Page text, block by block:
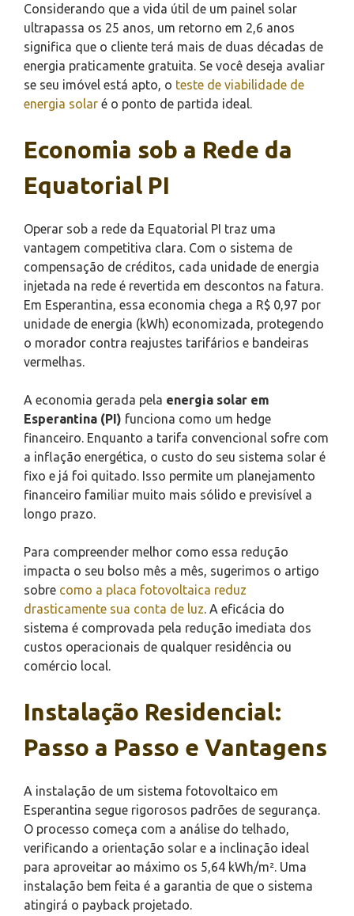
Considerando que a vida útil de um painel solar
ultrapassa os 25 anos, um retorno em 2,6 anos
significa que o cliente terá mais de duas décadas de
energia praticamente gratuita. Se você deseja avaliar
se seu imóvel está apto, o teste de viabilidade de
energia solar é o ponto de partida ideal.
Economia sob a Rede da
Equatorial PI
Operar sob a rede da Equatorial PI traz uma
vantagem competitiva clara. Com o sistema de
compensação de créditos, cada unidade de energia
injetada na rede é revertida em descontos na fatura.
Em Esperantina, essa economia chega a R$ 0,97 por
unidade de energia (kWh) economizada, protegendo
o morador contra reajustes tarifários e bandeiras
vermelhas.
A economia gerada pela energia solar em
Esperantina (PI) funciona como um hedge
financeiro. Enquanto a tarifa convencional sofre com
a inflação energética, o custo do seu sistema solar é
fixo e já foi quitado. Isso permite um planejamento
financeiro familiar muito mais sólido e previsível a
longo prazo.
Para compreender melhor como essa redução
impacta o seu bolso mês a mês, sugerimos o artigo
sobre como a placa fotovoltaica reduz
drasticamente sua conta de luz . A eficácia do
sistema é comprovada pela redução imediata dos
custos operacionais de qualquer residência ou
comércio local.
Instalação Residencial:
Passo a Passo e Vantagens
A instalação de um sistema fotovoltaico em
Esperantina segue rigorosos padrões de segurança.
O processo começa com a análise do telhado,
verificando a orientação solar e a inclinação ideal
para aproveitar ao máximo os 5,64 kWh/m². Uma
instalação bem feita é a garantia de que o sistema
atingirá o payback projetado.